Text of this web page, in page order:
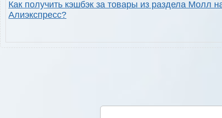
Как получить кэшбэк за товары из раздела Молл
Алиэкспресс?